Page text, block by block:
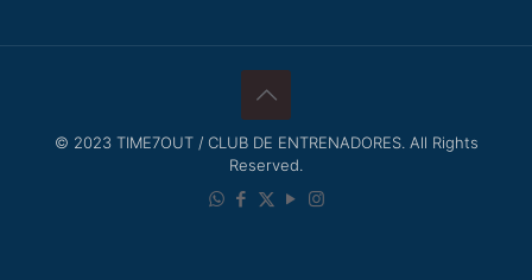
© 2023 TIME7OUT / CLUB DE ENTRENADORES. All Rights
Reserved.